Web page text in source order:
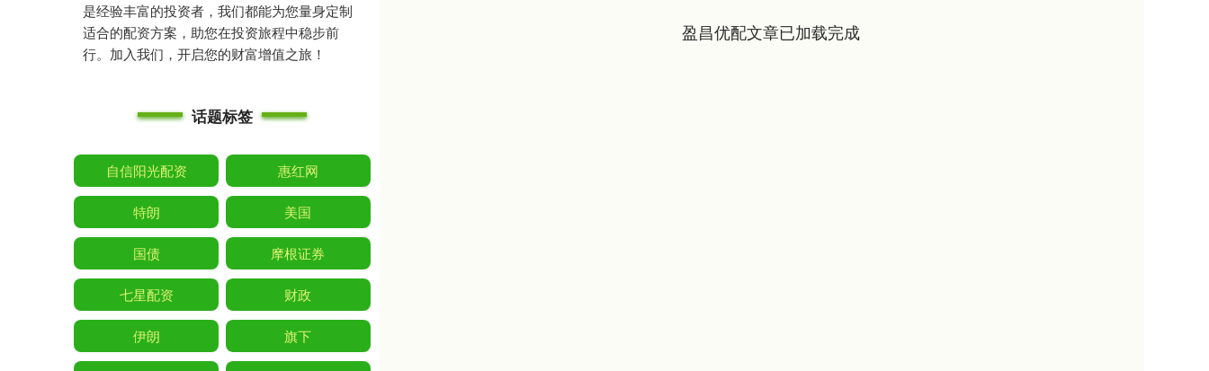
盈昌优配文章已加载完成
是经验丰富的投资者，我们都能为您量身定制
适合的配资方案，助您在投资旅程中稳步前
行。加入我们，开启您的财富增值之旅！
话题标签
自信阳光配资 惠红网
特朗 美国
国债 摩根证券
七星配资 财政
伊朗 旗下